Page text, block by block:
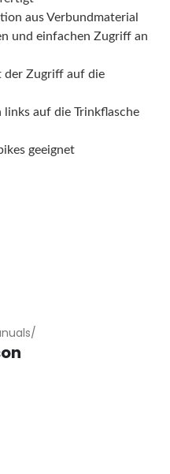
aus Verbundmaterial
und einfachen Zugriff an
der Zugriff auf die
auf die Trinkflasche
geeignet